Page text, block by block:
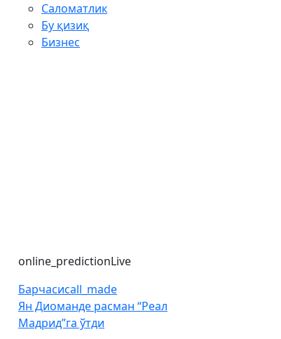
Саломатлик
Бу қизиқ
Бизнес
online_predictionLive
Барчасиcall_made
Ян Диоманде расман “Реал
Мадрид”га ўтди